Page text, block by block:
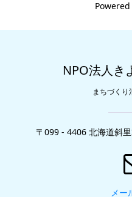
NPO法人き
まちづく
〒099 - 4406 北海道斜
メー